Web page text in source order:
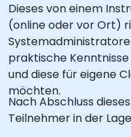
Dieses von einem
(online oder vor Ort)
praktische
und diese für eigene
möchten.
Nach Abschluss
Teilnehmer in der